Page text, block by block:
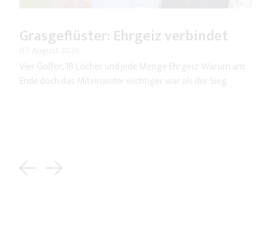
Grasgeflüster: Ehrgeiz verbindet
Vier Golfer, 18 Löcher und jede Menge Ehrgeiz: Warum am
Ende doch das Miteinander wichtiger war als der Sieg.
Previous